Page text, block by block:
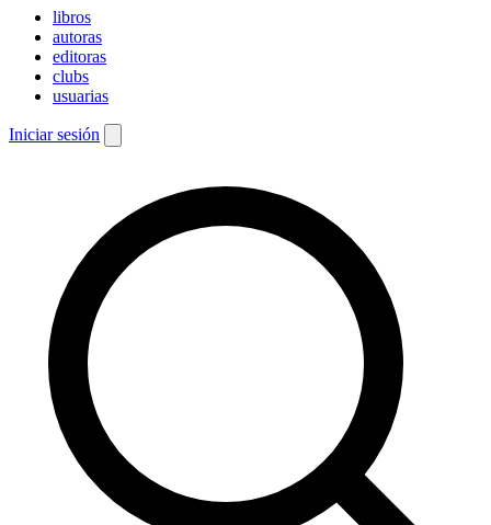
libros
autoras
editoras
clubs
usuarias
Iniciar sesión